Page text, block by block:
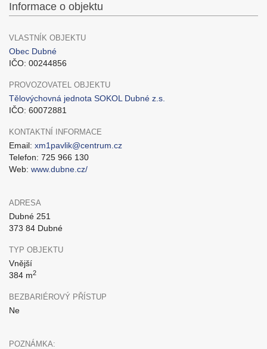
Informace o objektu
VLASTNÍK OBJEKTU
Obec Dubné
IČO: 00244856
PROVOZOVATEL OBJEKTU
Tělovýchovná jednota SOKOL Dubné z.s.
IČO: 60072881
KONTAKTNÍ INFORMACE
Email: xm1pavlik@centrum.cz
Telefon: 725 966 130
Web: www.dubne.cz/
ADRESA
Dubné 251
373 84 Dubné
TYP OBJEKTU
Vnější
384 m2
BEZBARIÉROVÝ PŘÍSTUP
Ne
POZNÁMKA: